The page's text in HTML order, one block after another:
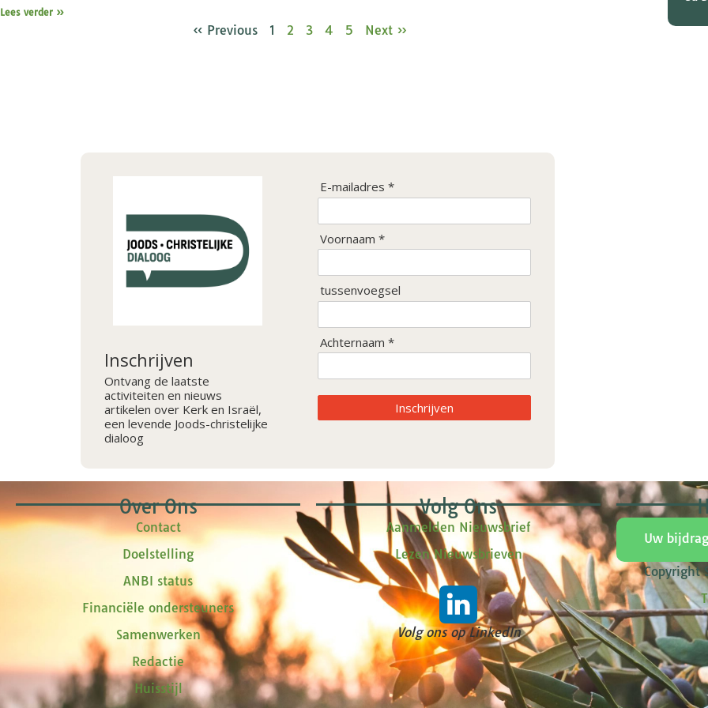
Lees verder »
« Previous 1 2 3 4 5 Next »
Inschrijven
Ontvang de laatste
activiteiten en nieuws
artikelen over Kerk en Israël,
een levende Joods-christelijke
dialoog
E-mailadres *
Voornaam *
tussenvoegsel
Achternaam *
Inschrijven
Over Ons
Contact
Doelstelling
ANBI status
Financiële ondersteuners
Samenwerken
Redactie
Huisstijl
Volg Ons
Aanmelden Nieuwsbrief
Lezen Nieuwsbrieven
Volg ons op LinkedIn
Uw
Copyright